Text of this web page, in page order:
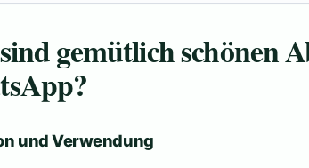
gemütlich schönen
und Verwendung